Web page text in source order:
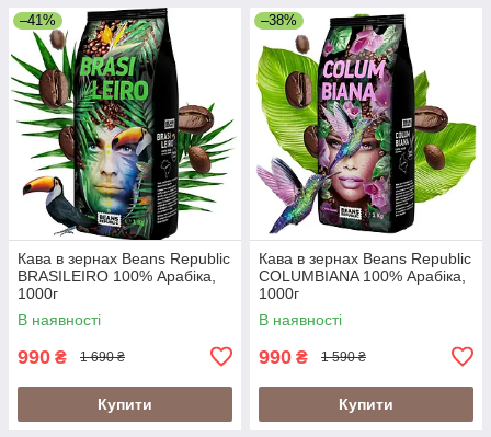
–41%
Кава в зернах Beans Republic
BRASILEIRO 100% Арабіка,
1000г
В наявності
990 ₴ 1 690 ₴
Купити
–38%
Кава в зернах Beans Republic
COLUMBIANA 100% Арабіка,
1000г
В наявності
990 ₴ 1 590 ₴
Купити